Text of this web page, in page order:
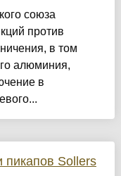
союза
против
в том
алюминия,
в
пикапов Sollers